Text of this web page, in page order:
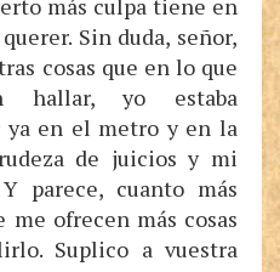
más culpa tiene en
Sin duda, señor,
cosas que en lo que
hallar, yo estaba
ya en el metro y en la
de juicios y mi
parece, cuanto más
me ofrecen más cosas
Suplico a vuestra